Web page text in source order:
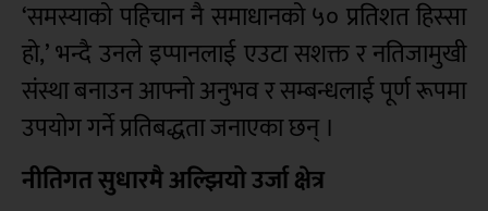
‘समस्याको पहिचान नै समाधानको ५० प्रतिशत हिस्सा
हो,’ भन्दै उनले इप्पानलाई एउटा सशक्त र नतिजामुखी
संस्था बनाउन आफ्नो अनुभव र सम्बन्धलाई पूर्ण रूपमा
उपयोग गर्ने प्रतिबद्धता जनाएका छन् ।
नीतिगत सुधारमै अल्झियो उर्जा क्षेत्र